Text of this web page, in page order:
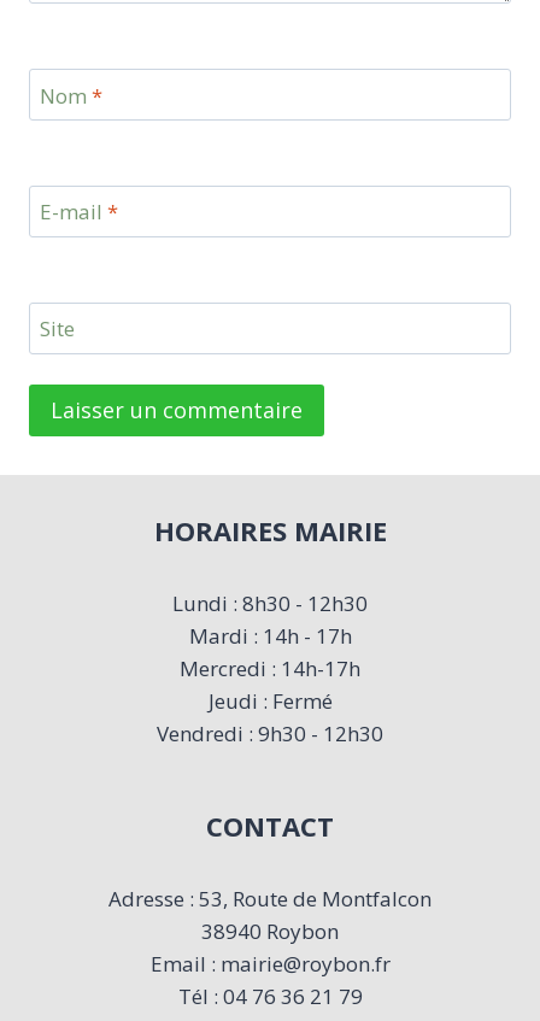
Nom *
E-mail *
Site
HORAIRES MAIRIE
Lundi : 8h30 - 12h30
Mardi : 14h - 17h
Mercredi : 14h-17h
Jeudi : Fermé
Vendredi : 9h30 - 12h30
CONTACT
Adresse : 53, Route de Montfalcon
38940 Roybon
Email : mairie@roybon.fr
Tél : 04 76 36 21 79